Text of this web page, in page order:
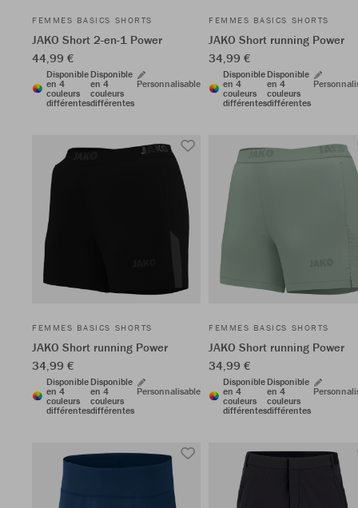
FEMMES BASICS SHORTS
JAKO Short 2-en-1 Power
44,99 €
Disponible
en 4
couleurs
différentes
Disponible
en 4
couleurs
différentes
Personnalisable
FEMMES BASICS SHORTS
JAKO Short running Power
34,99 €
Disponible
en 4
couleurs
différentes
Disponible
en 4
couleurs
différentes
FEMMES BASICS SHORTS
JAKO Short running Power
34,99 €
Disponible
en 4
couleurs
différentes
Disponible
en 4
couleurs
différentes
Personnalisable
FEMMES BASICS SHORTS
JAKO Short running Power
34,99 €
Disponible
en 4
couleurs
différentes
Disponible
en 4
couleurs
différentes